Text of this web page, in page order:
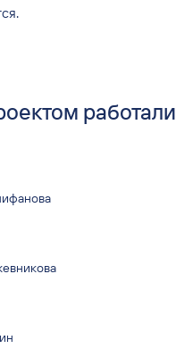
работали